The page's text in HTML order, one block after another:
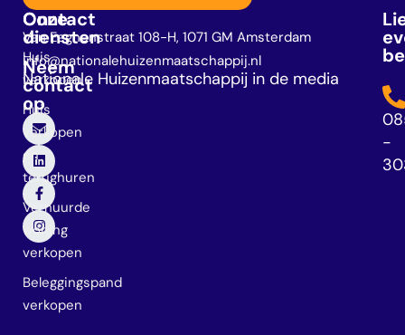
Neem
contact
op
Onze
diensten
Huis
verkopen
Huis
verkopen
en
terughuren
Verhuurde
woning
verkopen
Beleggingspand
verkopen
Contact
Van Eeghenstraat 108-H, 1071 GM Amsterdam
info@nationalehuizenmaatschappij.nl
Nationale Huizenmaatschappij in de media
-